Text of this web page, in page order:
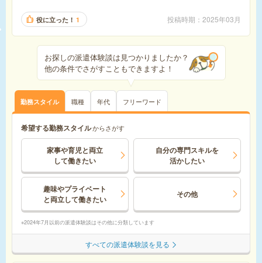
役に立った！ 1 投稿時期 2025年03月
お探しの派遣体験談は見つかりましたか？
他の条件でさがすこともできますよ！
勤務スタイル 職種 年代 フリーワード
希望する勤務スタイルからさがす
家事や育児と両立
して働きたい
自分の専門スキルを
活かしたい
趣味やプライベート
と両立して働きたい その他
2024年7月以前の派遣体験談はその他に分類しています
すべての派遣体験談を見る